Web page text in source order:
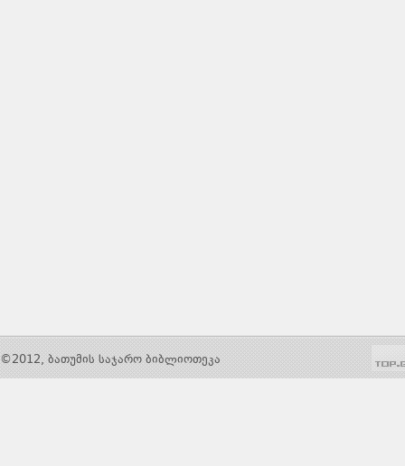
©2012, ბათუმის საჯარო ბიბლიოთეკა